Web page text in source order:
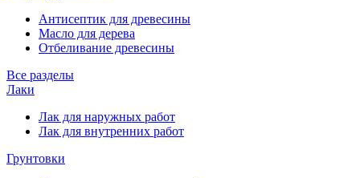
Антисептик для древесины
Масло для дерева
Отбеливание древесины
Все разделы
Лаки
Лак для наружных работ
Лак для внутренних работ
Грунтовки